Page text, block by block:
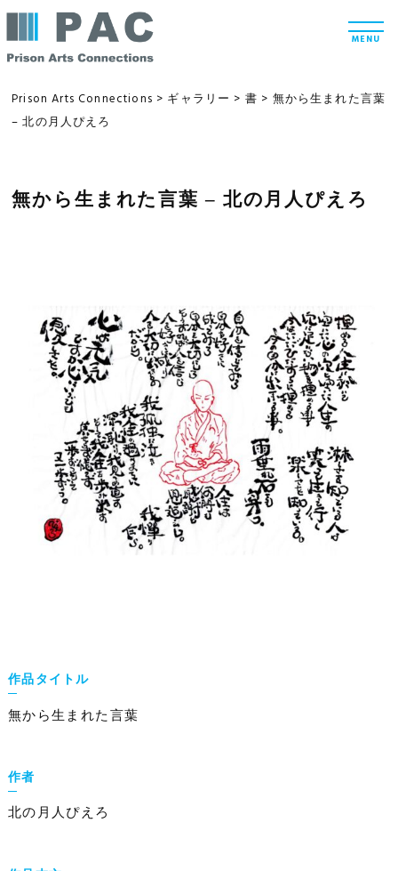
コ
ン
テ
ン
ツ
キ
t
o
e
MENU
Prison Arts Connections > ギャラリー > 書 > 無から生まれた言葉
– 北の月人ぴえろ
無から生まれた言葉 – 北の月人ぴえろ
作品タイトル
無から生まれた言葉
作者
北の月人ぴえろ